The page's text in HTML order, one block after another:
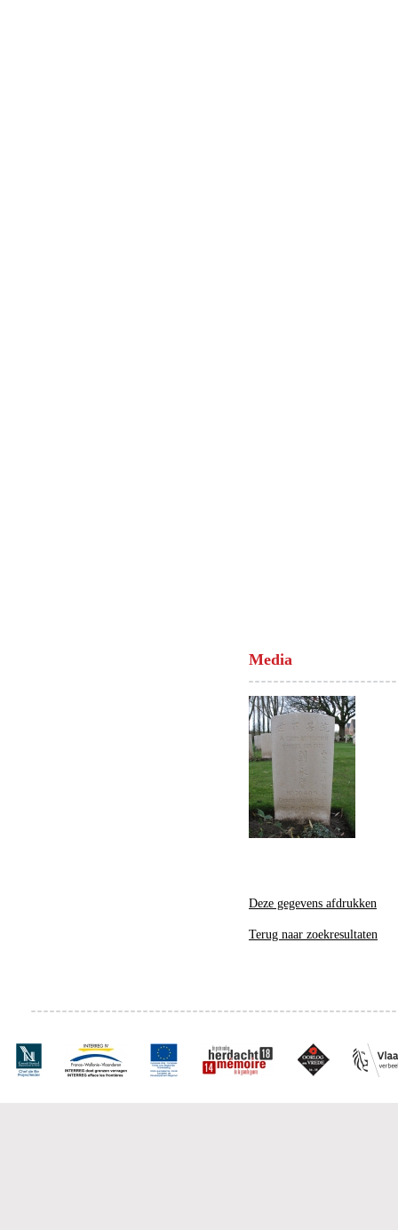
Media
Deze gegevens afdrukken
Terug naar zoekresultaten